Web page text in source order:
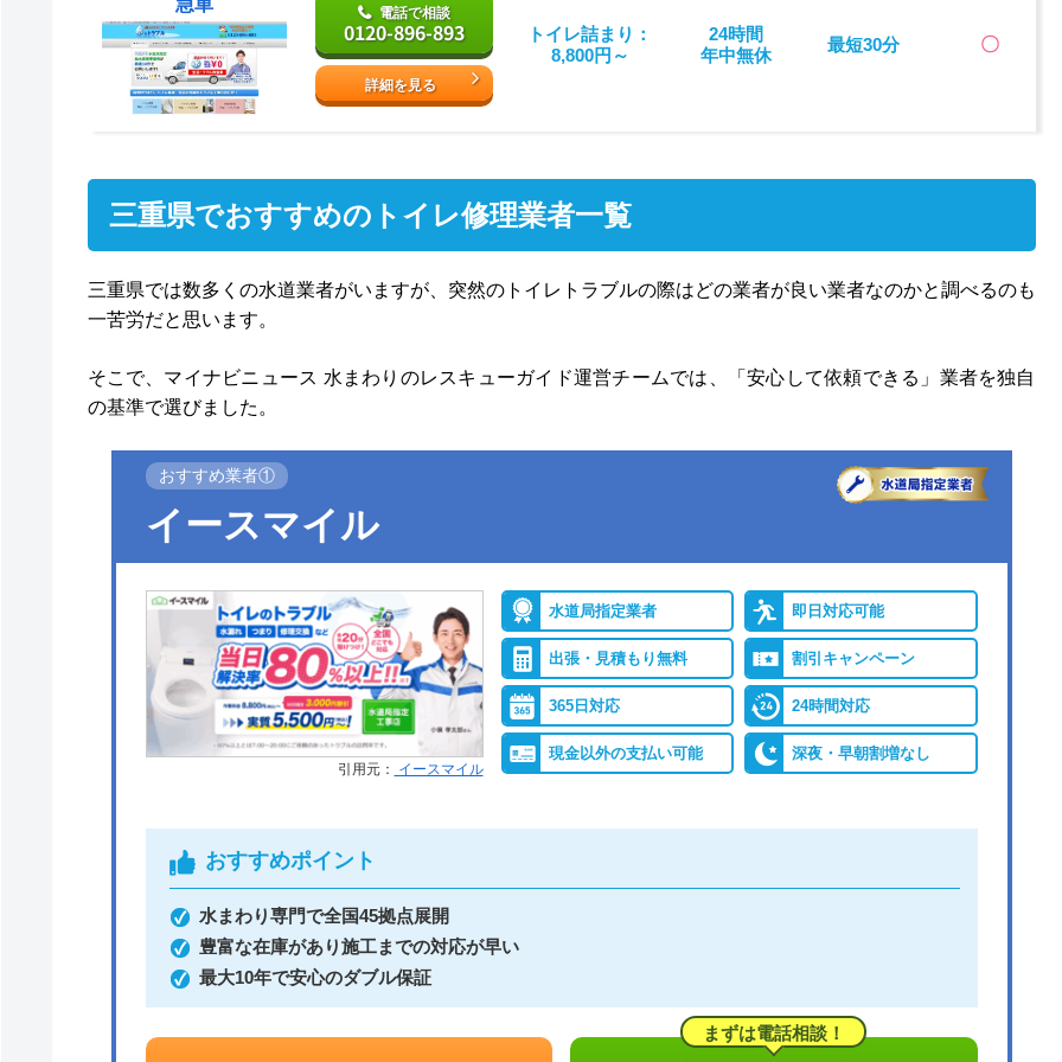
急車 電話で相談
0120-896-893
詳細を見る
トイレ詰まり：
8,800円～
24時間
年中無休
最短30分 〇
三重県でおすすめのトイレ修理業者一覧
三重県では数多くの水道業者がいますが、突然のトイレトラブルの際はどの業者が良い業者なのかと調べるのも
一苦労だと思います。
そこで、マイナビニュース 水まわりのレスキューガイド運営チームでは、「安心して依頼できる」業者を独自
の基準で選びました。
おすすめ業者①
イースマイル
引用元： イースマイル
水道局指定業者 即日対応可能
出張・見積もり無料 割引キャンペーン
365日対応 24時間対応
現金以外の支払い可能 深夜・早朝割増なし
おすすめポイント
水まわり専門で全国45拠点展開
豊富な在庫があり施工までの対応が早い
最大10年で安心のダブル保証
まずは電話相談！